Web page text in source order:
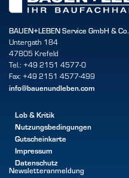
BAUEN+LEBEN Service GmbH &
Untergath 184
47805 Krefeld
Tel.: +49 2151 4577-0
Fax: +49 2151 4577-499
info@bauenundleben.com
Lob & Kritik
Nutzungsbedingungen
Gutscheinkarte
Impressum
Datenschutz
Newsletteranmeldung